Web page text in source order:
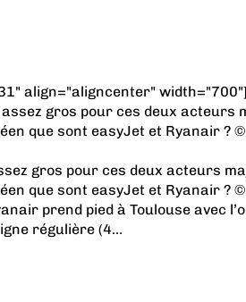
align="aligncenter"
gros pour ces deux acteurs
que sont easyJet et Ryanair ?
prend pied à Toulouse avec
régulière (4...